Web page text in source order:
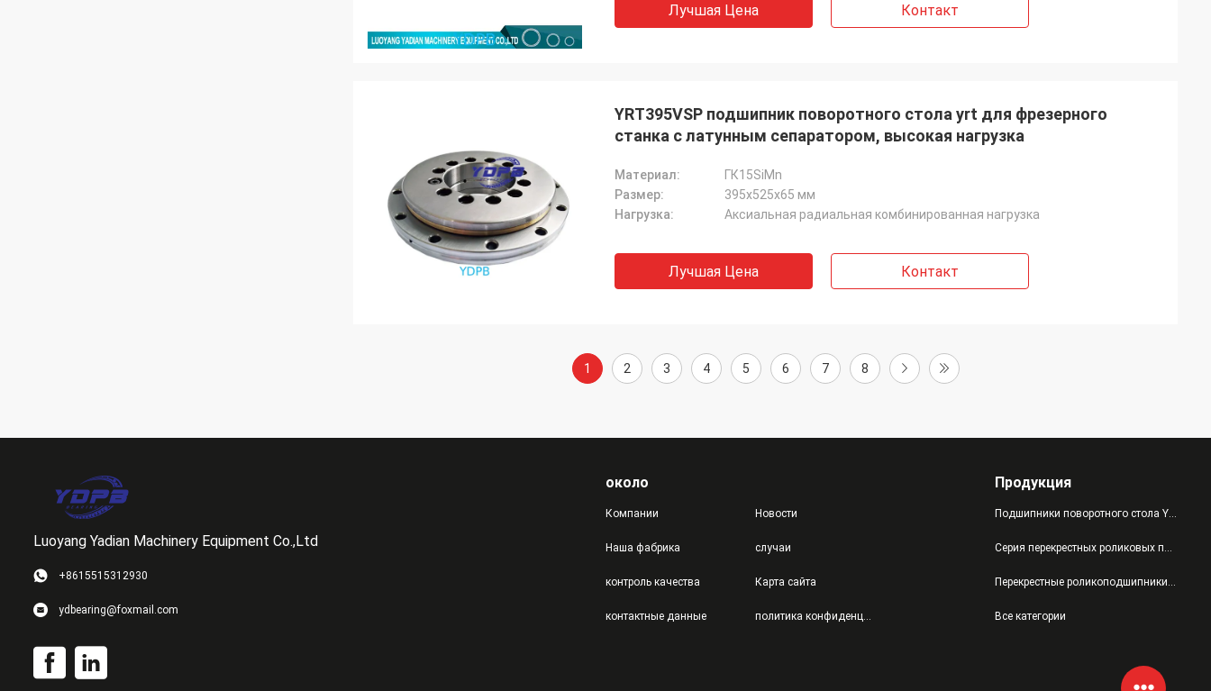
Лучшая Цена Контакт
YRT395VSP подшипник поворотного стола yrt для фрезерного
станка с латунным сепаратором, высокая нагрузка
Материал:
ГК15SiMn
Размер:
395х525х65 мм
Нагрузка:
Аксиальная радиальная комбинированная нагрузка
Лучшая Цена Контакт
1 2 3 4 5 6 7 8
Luoyang Yadian Machinery Equipment Co.,Ltd
+8615515312930
ydbearing@foxmail.com
около
Компании
Наша фабрика
контроль качества
контактные данные
Новости
случаи
Карта сайта
политика конфиденциальности
Продукция
Подшипники поворотного стола YRT
Серия перекрестных роликовых подшипников INA XU/XSU/SX/RU
Перекрестные роликоподшипники серии INA RB/RE/RA/XV
Все категории